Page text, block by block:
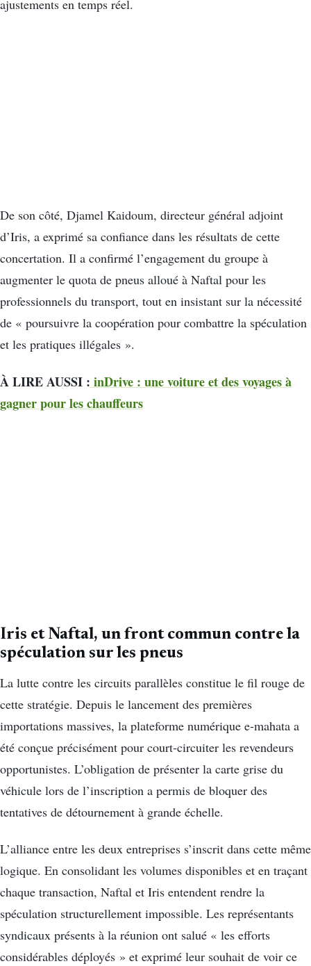
ajustements en temps réel.
De son côté, Djamel Kaidoum, directeur général adjoint
d’Iris, a exprimé sa confiance dans les résultats de cette
concertation. Il a confirmé l’engagement du groupe à
augmenter le quota de pneus alloué à Naftal pour les
professionnels du transport, tout en insistant sur la nécessité
de « poursuivre la coopération pour combattre la spéculation
et les pratiques illégales ».
À LIRE AUSSI : inDrive : une voiture et des voyages à
gagner pour les chauffeurs
Iris et Naftal, un front commun contre la
spéculation sur les pneus
La lutte contre les circuits parallèles constitue le fil rouge de
cette stratégie. Depuis le lancement des premières
importations massives, la plateforme numérique e-mahata a
été conçue précisément pour court-circuiter les revendeurs
opportunistes. L’obligation de présenter la carte grise du
véhicule lors de l’inscription a permis de bloquer des
tentatives de détournement à grande échelle.
L’alliance entre les deux entreprises s’inscrit dans cette même
logique. En consolidant les volumes disponibles et en traçant
chaque transaction, Naftal et Iris entendent rendre la
spéculation structurellement impossible. Les représentants
syndicaux présents à la réunion ont salué « les efforts
considérables déployés » et exprimé leur souhait de voir ce